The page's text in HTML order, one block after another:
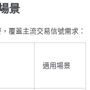
景
覆蓋主流交易信號需求：
適用場景